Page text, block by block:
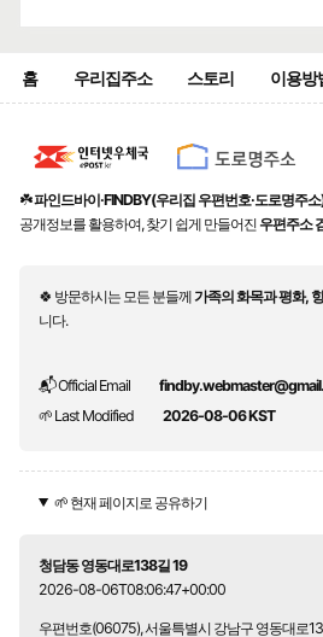
홈 우리집주소 스토리 이용방
☘️파인드바이·FINDBY(우리집 우편번호·도로명주
공개정보를 활용하여, 찾기 쉽게 만들어진 우편주소
🍀 방문하시는 모든 분들께가족의 화목과 평화,
니다.
📬 Official Email
🌱 Last Modified
2026-08-06 KST
🌱 현재 페이지로 공유하기
청담동 영동대로138길 19
2026-08-06T08:06:47+00:00
우편번호(06075), 서울특별시 강남구 영동대로